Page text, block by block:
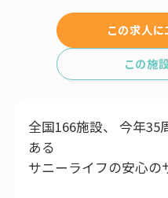
この求人
この施
全国166施設、 今年35
ある
サニーライフの安心の